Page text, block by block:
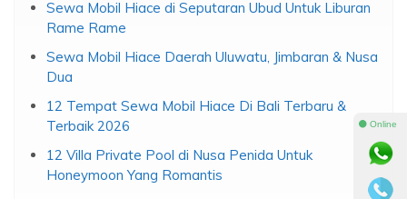
Sewa Mobil Hiace di Seputaran Ubud Untuk Liburan
Rame Rame
Sewa Mobil Hiace Daerah Uluwatu, Jimbaran & Nusa
Dua
12 Tempat Sewa Mobil Hiace Di Bali Terbaru &
Terbaik 2026
12 Villa Private Pool di Nusa Penida Untuk
Honeymoon Yang Romantis
⚫ Online